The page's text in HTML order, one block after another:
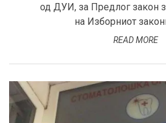
од ДУИ, за Предлог закон
на Изборниот
READ MORE